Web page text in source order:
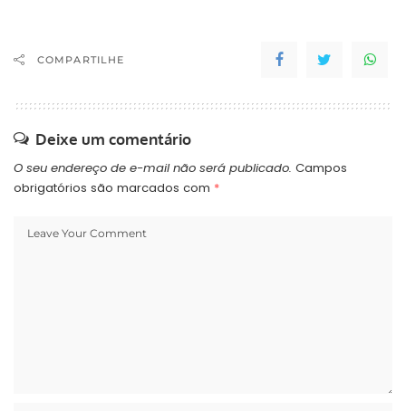
COMPARTILHE
Deixe um comentário
O seu endereço de e-mail não será publicado. Campos
obrigatórios são marcados com *